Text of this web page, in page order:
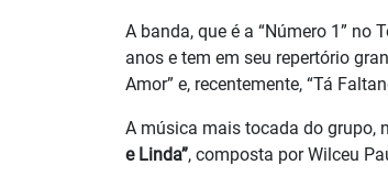
A banda, que é a “Número 1”
anos e tem em seu repertório
Amor” e, recentemente, “Tá
A música mais tocada do grupo,
e Linda”, composta por Wilceu